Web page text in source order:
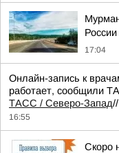
17:04
Онлайн-запись к
работает, сообщили
ТАСС / Северо-Запад//
16:55
Скоро